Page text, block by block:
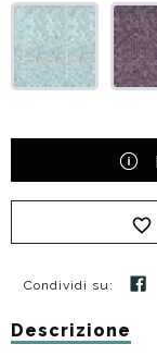
Condividi su:
Descrizione